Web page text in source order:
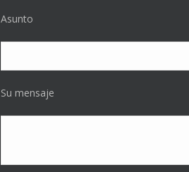
Asunto
Su mensaje